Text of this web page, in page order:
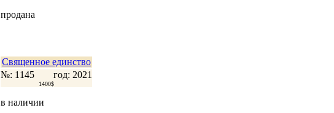
продана
Священное единство
№: 1145
год: 2021
1400$
в наличии